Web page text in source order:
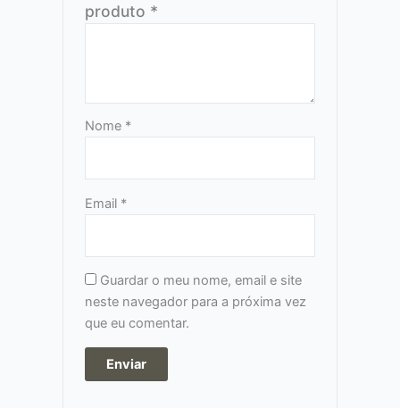
produto *
Nome *
Email *
Guardar o meu nome, email e site
neste navegador para a próxima vez
que eu comentar.